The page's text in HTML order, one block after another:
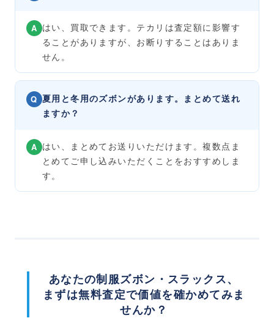
A はい、買取できます。テカリは査定額に影響す
ることがありますが、お断りすることはありま
せん。
Q 夏用と冬用のズボンがあります。まとめて送れ
ますか？
A はい、まとめてお送りいただけます。複数点ま
とめてご申し込みいただくことをおすすめしま
す。
あなたの制服ズボン・スラックス、
まずは無料査定で価値を確かめてみま
せんか？